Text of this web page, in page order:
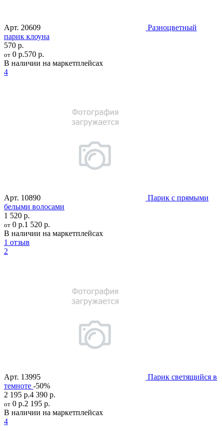
Арт. 20609
Разноцветный
парик клоуна
570 р.
от 0 р.570 р.
В наличии на маркетплейсах
4
Арт. 10890
Парик с прямыми
белыми волосами
1 520 р.
от 0 р.1 520 р.
В наличии на маркетплейсах
1 отзыв
2
Арт. 13995
Парик светящийся в
темноте -50%
2 195 р.4 390 р.
от 0 р.2 195 р.
В наличии на маркетплейсах
4